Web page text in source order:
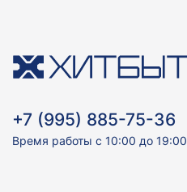
+7 (995) 885-75-36
Время работы с 10:00 до 19:00